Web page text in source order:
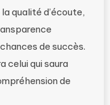
qualité d’écoute,
de succès.
celui qui saura
de